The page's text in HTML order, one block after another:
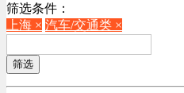
筛选条件：
上海 × 汽车/交通类 ×
筛选